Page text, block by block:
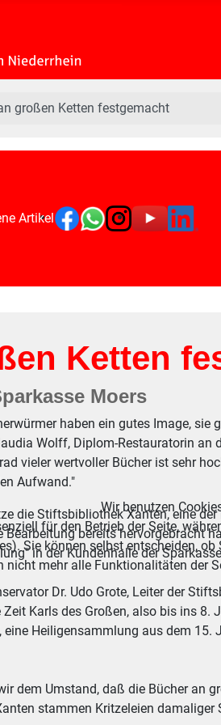
großen Ketten festgemacht
Artikel
Ketten
Moers
haben ein gutes Image, sie
Wolff, Diplom-Restauratorin an
vieler wertvoller Bücher ist sehr
Aufwand."
die Stiftsbibliothek Xanten, eine
Bearbeitung bereits hervorgebracht
in der Kundenhalle der
Dr. Udo Grote, Leiter der
Karls des Großen, also bis ins
Heiligensammlung aus dem
dem Umstand, daß die Bücher
stammen Kritzeleien
Wir benutzen
für den Betrieb der Seite,
Sie können selbst entscheiden, ob
mehr alle Funktionalitäten der